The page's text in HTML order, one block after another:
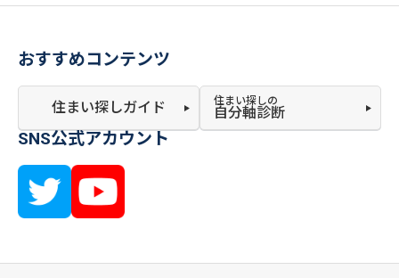
おすすめコンテンツ
住まい探しガイド 住まい探しの
自分軸診断
SNS公式アカウント